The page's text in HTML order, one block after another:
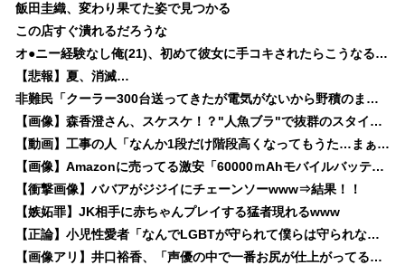
飯田圭織、変わり果てた姿で見つかる
この店すぐ潰れるだろうな
オ●ニー経験なし俺(21)、初めて彼女に手コキされたらこうなるwww
【悲報】夏、消滅…
非難民「クーラー300台送ってきたが電気がないから野積のまま使えない。進次郎は馬鹿だ」
【画像】森香澄さん、スケスケ！？"人魚ブラ"で抜群のスタイル披露
【動画】工事の人「なんか1段だけ階段高くなってもうた…まぁバレへんやろｗ」 →こうなるwww
【画像】Amazonに売ってる激安「60000ｍAhモバイルバッテリー（謎メーカー）」の実際の容量がこちらです‥‥
【衝撃画像】ババアがジジイにチェーンソーwww⇒結果！！
【嫉妬罪】JK相手に赤ちゃんプレイする猛者現れるwww
【正論】小児性愛者「なんでLGBTが守られて僕らは守られないんだああああ」←いや犯罪だからやん
【画像アリ】井口裕香、「声優の中で一番お尻が仕上がってる」⇒♡♡